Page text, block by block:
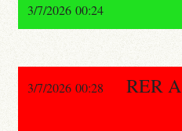
3/7/2026 00:24
3/7/2026 00:28 RER A